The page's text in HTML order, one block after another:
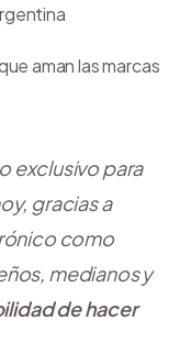
exclusivo para
gracias a
como
medianos y
de hacer
aman las marcas